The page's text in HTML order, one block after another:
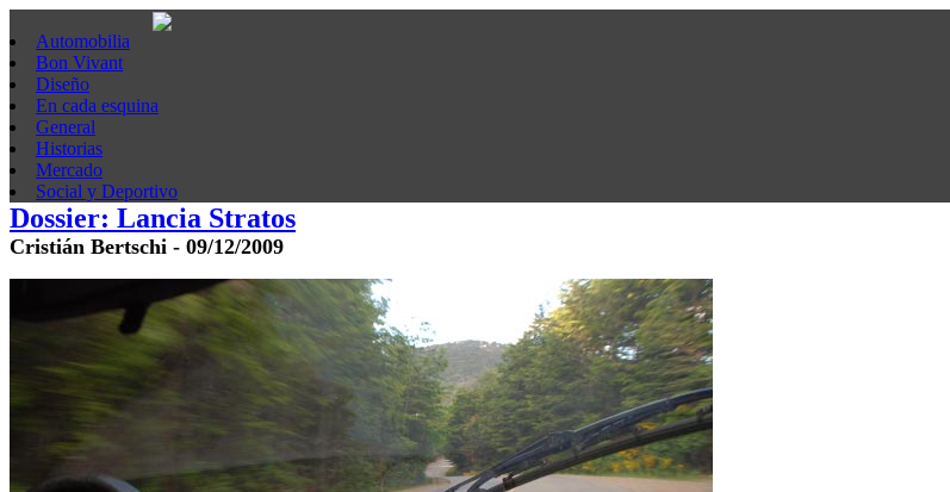
Automobilia
Bon Vivant
Diseño
En cada esquina
General
Historias
Mercado
Social y Deportivo
Dossier: Lancia Stratos
Cristián Bertschi - 09/12/2009